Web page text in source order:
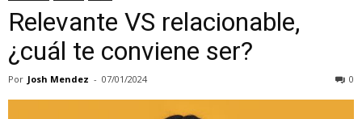
Relevante VS relacionable,
¿cuál te conviene ser?
Por Josh Mendez - 07/01/2024 0